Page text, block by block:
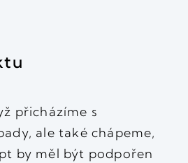
přicházíme s
ale také chápeme,
by měl být podpořen